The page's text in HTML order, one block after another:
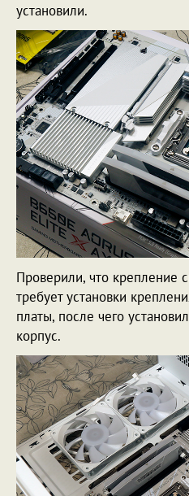
установили.
Проверили, что крепление
требует установки
платы, после чего
корпус.